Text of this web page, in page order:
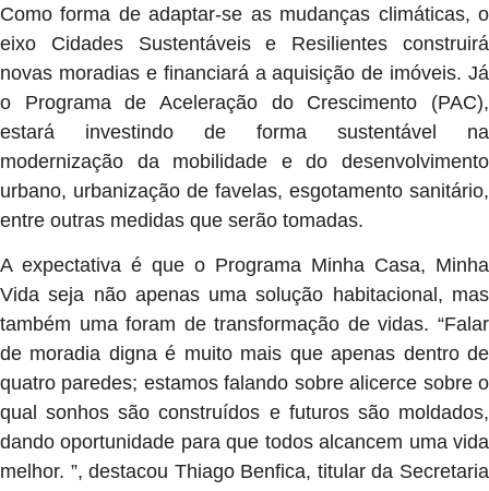
Como forma de adaptar-se as mudanças climáticas, o
eixo Cidades Sustentáveis e Resilientes construirá
novas moradias e financiará a aquisição de imóveis. Já
o Programa de Aceleração do Crescimento (PAC),
estará investindo de forma sustentável na
modernização da mobilidade e do desenvolvimento
urbano, urbanização de favelas, esgotamento sanitário,
entre outras medidas que serão tomadas.
A expectativa é que o Programa Minha Casa, Minha
Vida seja não apenas uma solução habitacional, mas
também uma foram de transformação de vidas. “Falar
de moradia digna é muito mais que apenas dentro de
quatro paredes; estamos falando sobre alicerce sobre o
qual sonhos são construídos e futuros são moldados,
dando oportunidade para que todos alcancem uma vida
melhor. ”, destacou Thiago Benfica, titular da Secretaria